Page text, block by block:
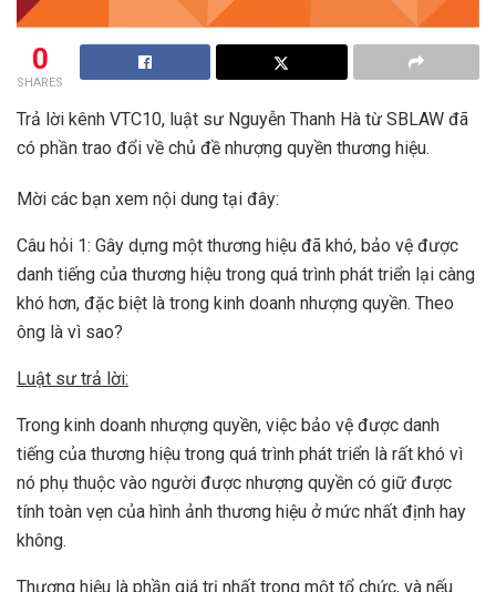
0
SHARES
Trả lời kênh VTC10, luật sư Nguyễn Thanh Hà từ SBLAW đã
có phần trao đổi về chủ đề nhượng quyền thương hiệu.
Mời các bạn xem nội dung tại đây:
Câu hỏi 1: Gây dựng một thương hiệu đã khó, bảo vệ được
danh tiếng của thương hiệu trong quá trình phát triển lại càng
khó hơn, đặc biệt là trong kinh doanh nhượng quyền. Theo
ông là vì sao?
Luật sư trả lời:
Trong kinh doanh nhượng quyền, việc bảo vệ được danh
tiếng của thương hiệu trong quá trình phát triển là rất khó vì
nó phụ thuộc vào người được nhượng quyền có giữ được
tính toàn vẹn của hình ảnh thương hiệu ở mức nhất định hay
không.
Thương hiệu là phần giá trị nhất trong một tổ chức, và nếu